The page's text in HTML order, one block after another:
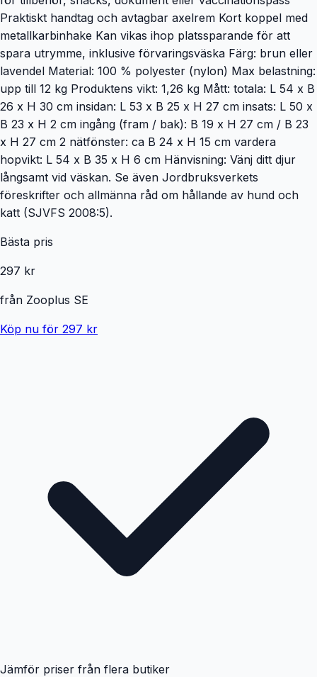
Praktiskt handtag och avtagbar axelrem Kort koppel med
metallkarbinhake Kan vikas ihop platssparande för att
spara utrymme, inklusive förvaringsväska Färg: brun eller
lavendel Material: 100 % polyester (nylon) Max belastning:
upp till 12 kg Produktens vikt: 1,26 kg Mått: totala: L 54 x B
26 x H 30 cm insidan: L 53 x B 25 x H 27 cm insats: L 50 x
B 23 x H 2 cm ingång (fram / bak): B 19 x H 27 cm / B 23
x H 27 cm 2 nätfönster: ca B 24 x H 15 cm vardera
hopvikt: L 54 x B 35 x H 6 cm Hänvisning: Vänj ditt djur
långsamt vid väskan. Se även Jordbruksverkets
föreskrifter och allmänna råd om hållande av hund och
katt (SJVFS 2008:5).
Bästa pris
297 kr
från Zooplus SE
Köp nu för 297 kr
Jämför priser från flera butiker